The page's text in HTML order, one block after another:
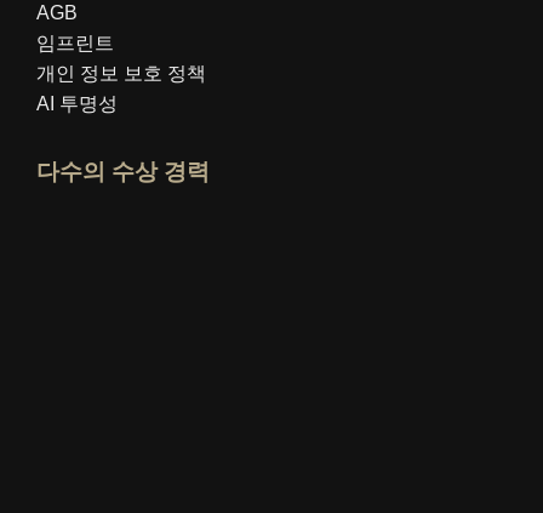
AGB
임프린트
개인 정보 보호 정책
AI 투명성
다수의 수상 경력